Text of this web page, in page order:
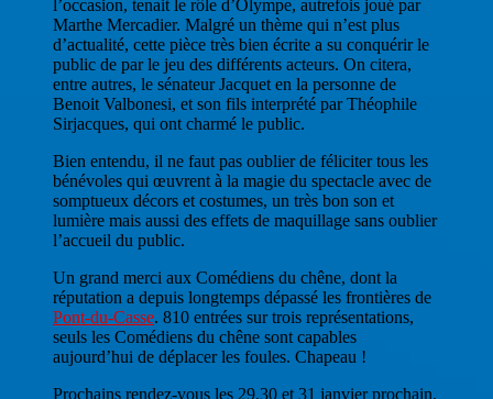
l’occasion, tenait le rôle d’Olympe, autrefois joué par
Marthe Mercadier. Malgré un thème qui n’est plus
d’actualité, cette pièce très bien écrite a su conquérir le
public de par le jeu des différents acteurs. On citera,
entre autres, le sénateur Jacquet en la personne de
Benoit Valbonesi, et son fils interprété par Théophile
Sirjacques, qui ont charmé le public.
Bien entendu, il ne faut pas oublier de féliciter tous les
bénévoles qui œuvrent à la magie du spectacle avec de
somptueux décors et costumes, un très bon son et
lumière mais aussi des effets de maquillage sans oublier
l’accueil du public.
Un grand merci aux Comédiens du chêne, dont la
réputation a depuis longtemps dépassé les frontières de
Pont-du-Casse. 810 entrées sur trois représentations,
seuls les Comédiens du chêne sont capables
aujourd’hui de déplacer les foules. Chapeau !
Prochains rendez-vous les 29,30 et 31 janvier prochain,